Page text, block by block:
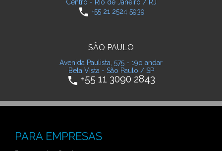
Centro - Rio de Janeiro / RJ
phone +55 21 2524 5939
SÃO PAULO
Avenida Paulista, 575 - 19o andar
Bela Vista - São Paulo / SP
phone +55 11 3090 2843
PARA EMPRESAS